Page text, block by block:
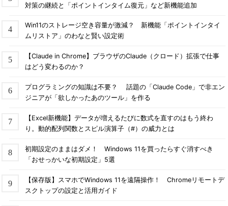
対策の継続と「ポイントインタイム復元」など新機能追加
Win11のストレージ空き容量が激減？ 新機能「ポイントインタイ
ムリストア」のわなと賢い設定術
【Claude in Chrome】ブラウザのClaude（クロード）拡張で仕事
はどう変わるのか？
プログラミングの知識は不要？ 話題の「Claude Code」で非エン
ジニアが「欲しかったあのツール」を作る
【Excel新機能】データが増えるたびに数式を直すのはもう終わ
り。動的配列関数とスピル演算子（#）の威力とは
初期設定のままはダメ！ Windows 11を買ったらすぐ消すべき
「おせっかいな初期設定」5選
【保存版】スマホでWindows 11を遠隔操作！ Chromeリモートデ
スクトップの設定と活用ガイド